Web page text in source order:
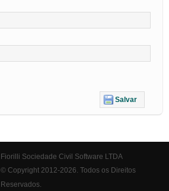
Salvar
Fiorilli Sociedade Civil Software LTDA
© Copyright 2012-2026. Todos os Direitos
Reservados.